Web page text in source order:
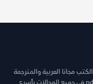
مجانا العربية والمترجمة